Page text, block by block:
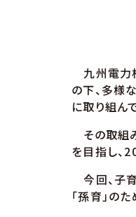
九州電力
の下、多様
に取り組ん
その取組
を目指し、
今回、子
「孫育」の